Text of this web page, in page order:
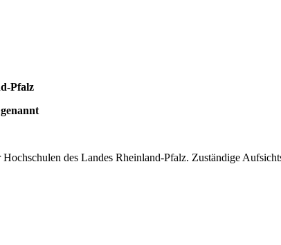
Pfalz
des Landes Rheinland-Pfalz. Zuständige